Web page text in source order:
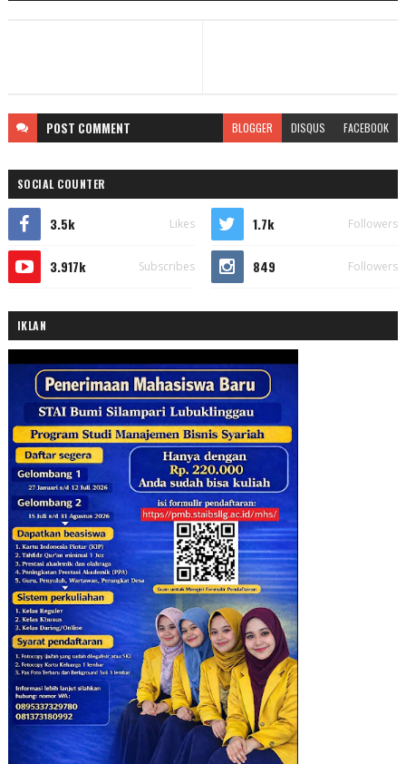
POST COMMENT BLOGGER DISQUS FACEBOOK
SOCIAL COUNTER
3.5k Likes 1.7k Followers
3.917k Subscribes 849 Followers
IKLAN